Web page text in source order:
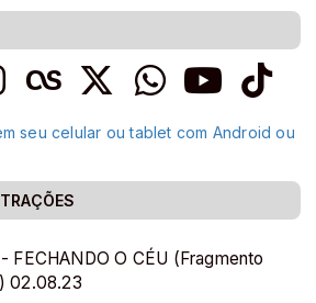
FECHANDO O CÉU (Fragmento
02.08.23